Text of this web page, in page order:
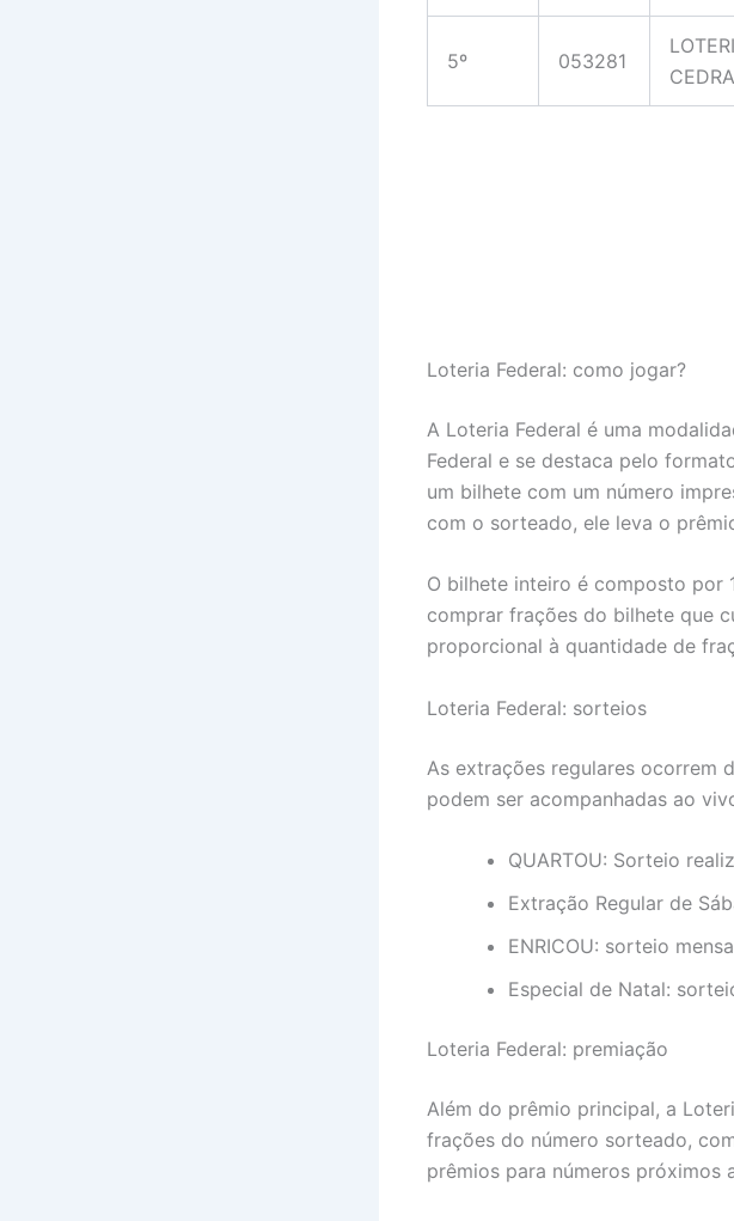
5º 053281
Loteria Federal: como jogar?
A Loteria Federal é uma
Federal e se destaca pelo
um bilhete com um número
com o sorteado, ele leva o
O bilhete inteiro é composto por
comprar frações do bilhete que
proporcional à quantidade de
Loteria Federal: sorteios
As extrações regulares ocorrem
podem ser acompanhadas ao
QUARTOU: Sorteio
Extração Regular de
ENRICOU: sorteio
Especial de Natal:
Loteria Federal: premiação
Além do prêmio principal, a
frações do número sorteado,
prêmios para números próximos